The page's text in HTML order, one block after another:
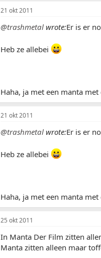
21 okt 2011
@trashmetal wrote:Er is er
Heb ze allebei
Haha, ja met een manta
21 okt 2011
@trashmetal wrote:Er is er
Heb ze allebei
Haha, ja met een manta
25 okt 2011
In Manta Der Film zitten
Manta zitten alleen maar